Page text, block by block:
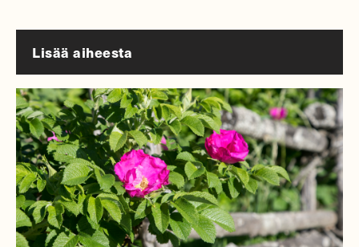
Lisää aiheesta